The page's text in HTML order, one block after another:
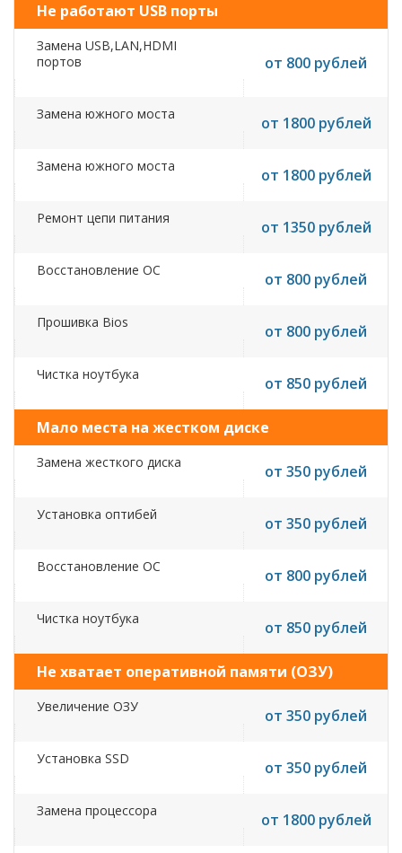
Не работают USB порты
Замена USB,LAN,HDMI
портов
от 800 рублей
Замена южного моста от 1800 рублей
Замена южного моста от 1800 рублей
Ремонт цепи питания от 1350 рублей
Восстановление ОС от 800 рублей
Прошивка Bios от 800 рублей
Чистка ноутбука от 850 рублей
Мало места на жестком диске
Замена жесткого диска от 350 рублей
Установка оптибей от 350 рублей
Восстановление ОС от 800 рублей
Чистка ноутбука от 850 рублей
Не хватает оперативной памяти (ОЗУ)
Увеличение ОЗУ от 350 рублей
Установка SSD от 350 рублей
Замена процессора от 1800 рублей